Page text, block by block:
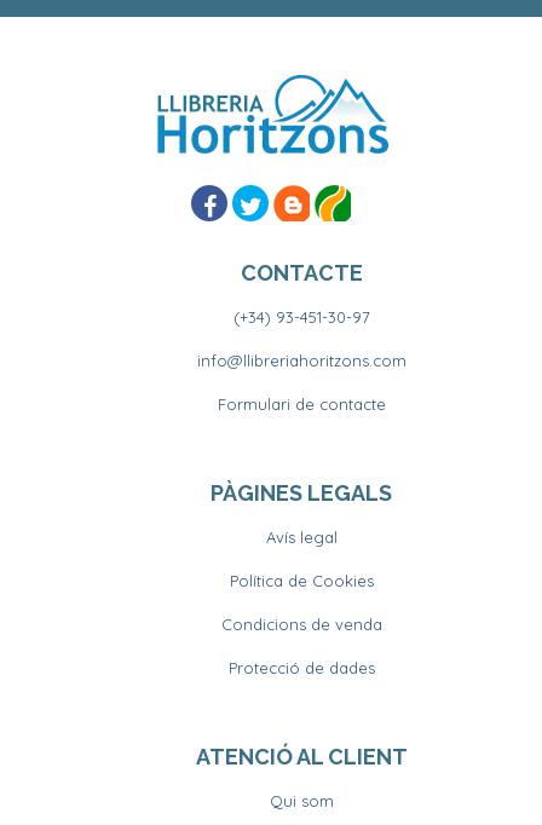
CONTACTE
(+34) 93-451-30-97
info@llibreriahoritzons.com
Formulari de contacte
PÀGINES LEGALS
Avís legal
Política de Cookies
Condicions de venda
Protecció de dades
ATENCIÓ AL CLIENT
Qui som